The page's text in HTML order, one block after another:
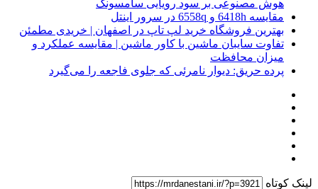
هوش مصنوعی بر سود رویایی سامسونگ
مقایسه 6418h و 6558q در سرور اینتل
بهترین فروشگاه خرید لپ تاپ در اصفهان | خریدی مطمئن
تفاوت سایبان ماشین با کاور ماشین | مقایسه عملکرد و
میزان محافظت
پرده حریق: دیوار نامرئی که جلوی فاجعه را می‌گیرد
لینک کوتاه